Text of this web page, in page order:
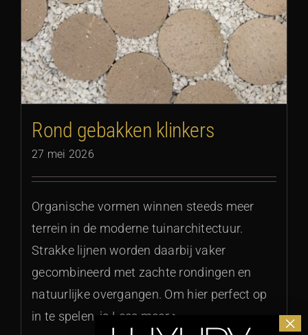
Rond gebakken klinkers
27 mei 2026
Organische vormen winnen steeds meer
terrein in de moderne tuinarchitectuur.
Strakke lijnen worden daarbij vaker
gecombineerd met zachte rondingen en
natuurlijke overgangen. Om hier perfect op
in te spelen, is Lees meer >